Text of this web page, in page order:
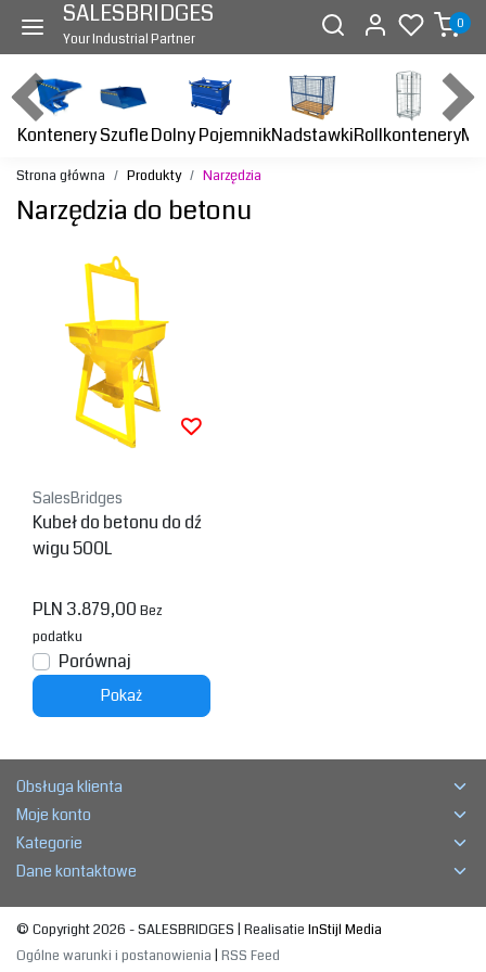
SALESBRIDGES
Your Industrial Partner
0
KontenerySzufleDolny PojemnikNadstawkiRollkontenery
Strona główna Produkty Narzędzia
Narzędzia do betonu
SalesBridges
Kubeł do betonu do dź
wigu 500L
PLN 3.879,00 Bez
podatku
Porównaj
Pokaż
Obsługa klienta
Moje konto
Kategorie
Dane kontaktowe
© Copyright 2026 - SALESBRIDGES | Realisatie InStijl Media
Ogólne warunki i postanowienia RSS Feed